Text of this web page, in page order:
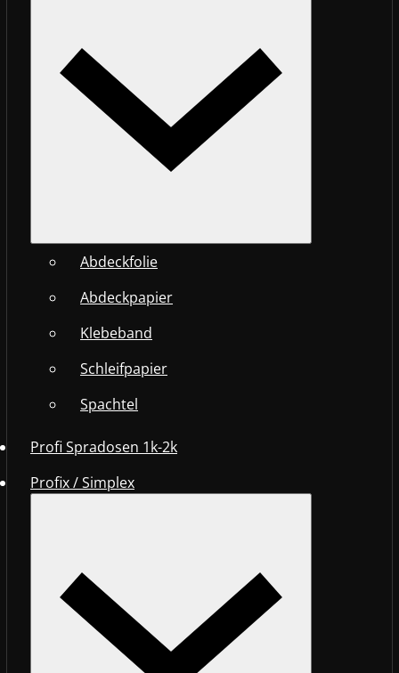
Abdeckfolie
Abdeckpapier
Klebeband
Schleifpapier
Spachtel
Profi Spradosen 1k-2k
Profix / Simplex